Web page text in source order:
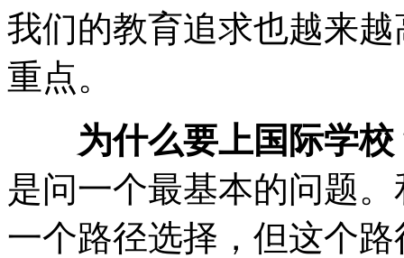
我们的教育追求也越来
重点。
为什么要上国际学校
是问一个最基本的问题
一个路径选择，但这个